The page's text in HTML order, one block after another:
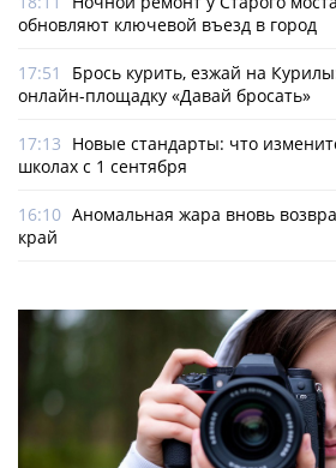
обновляют ключевой въезд в город
17:51
Брось курить, езжай на
онлайн-­площадку «Давай бросать»
17:13 Новые стандарты: что
школах с 1 сентября
16:10 Аномальная жара вновь
край